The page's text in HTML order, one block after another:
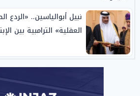
نبيل أبوالياسين.. «الردع
العقلية» الترامبية بين